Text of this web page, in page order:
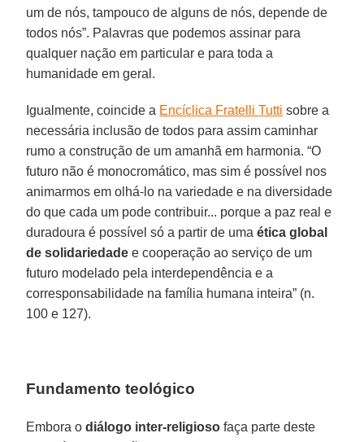
um de nós, tampouco de alguns de nós, depende de
todos nós”. Palavras que podemos assinar para
qualquer nação em particular e para toda a
humanidade em geral.
Igualmente, coincide a Encíclica Fratelli Tutti sobre a
necessária inclusão de todos para assim caminhar
rumo a construção de um amanhã em harmonia. “O
futuro não é monocromático, mas sim é possível nos
animarmos em olhá-lo na variedade e na diversidade
do que cada um pode contribuir... porque a paz real e
duradoura é possível só a partir de umaética global
de solidariedade e cooperação ao serviço de um
futuro modelado pela interdependência e a
corresponsabilidade na família humana inteira” (n.
100 e 127).
Fundamento teológico
Embora odiálogo inter-religioso faça parte deste